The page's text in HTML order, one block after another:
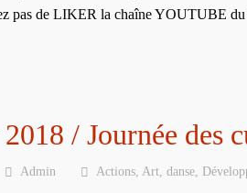
pas de LIKER la chaîne YOUTUBE
/ Journée des
Admin Actions Art danse